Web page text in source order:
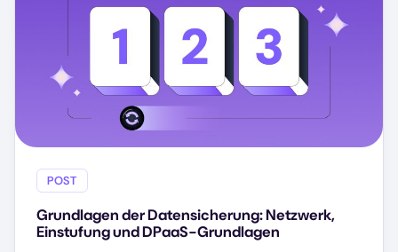
POST
Grundlagen der Datensicherung: Netzwerk,
Einstufung und DPaaS-Grundlagen